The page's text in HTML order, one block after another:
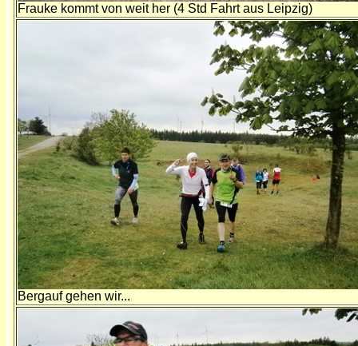
Frauke kommt von weit her (4 Std Fahrt aus Leipzig)
Bergauf gehen wir...